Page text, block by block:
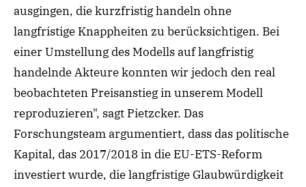
ausgingen, die kurzfristighandeln ohne
langfristige Knappheitenzu berücksichtigen. Bei
einer Umstellung des Modellsauflangfristig
handelnde Akteure konnten wir jedoch denreal
beobachteten Preisanstieg in unserem Modell
reproduzieren", sagt Pietzcker. Das
Forschungsteam argumentiert, dass das politische
Kapital, das 2017/2018in die EU-ETS-Reform
investiert wurde, die langfristige Glaubwürdigkeit